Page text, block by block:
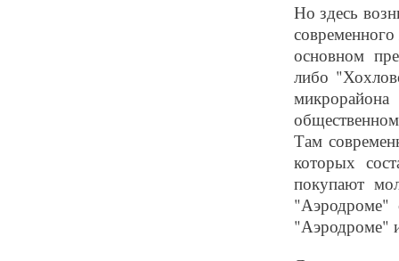
Но здесь
основном
либо
Там
которых
покупают
"Аэродроме"
"Аэродроме"